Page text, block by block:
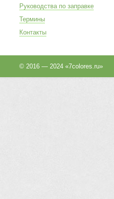
Руководства по заправке
Термины
Контакты
© 2016 — 2024 «7colores.ru»